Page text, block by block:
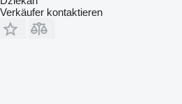
Verkäufer kontaktieren